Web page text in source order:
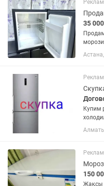
35
шт...
Купим
150
Жақсы